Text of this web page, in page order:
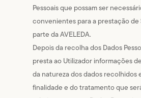
Pessoais que possam ser
convenientes para a prestação
parte da AVELEDA.
Depois da recolha dos Dados
presta ao Utilizador informações
da natureza dos dados recolhidos
finalidade e do tratamento que